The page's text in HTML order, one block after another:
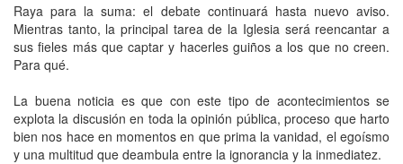
Raya para la suma: el debate continuará hasta nuevo aviso.
Mientras tanto, la principal tarea de la Iglesia será reencantar a
sus fieles más que captar y hacerles guiños a los que no creen.
Para qué.
La buena noticia es que con este tipo de acontecimientos se
explota la discusión en toda la opinión pública, proceso que harto
bien nos hace en momentos en que prima la vanidad, el egoísmo
y una multitud que deambula entre la ignorancia y la inmediatez.